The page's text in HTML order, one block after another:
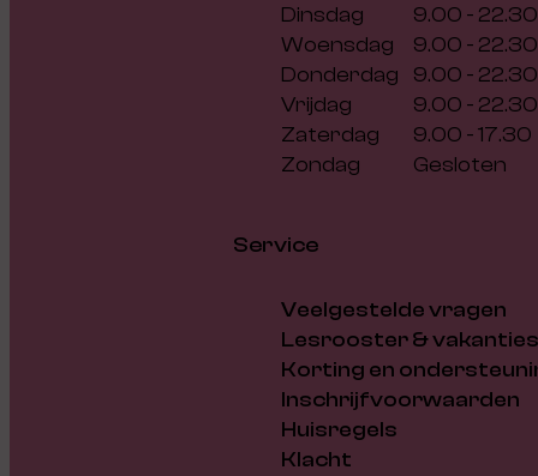
Dinsdag
9.00 - 22.30
Woensdag
9.00 - 22.30
Donderdag
9.00 - 22.30
Vrijdag
9.00 - 22.30
Zaterdag
9.00 - 17.30
Zondag
Gesloten
Service
Veelgestelde vragen
Lesrooster & vakanties
Korting en
Inschrijfvoorwaarden
Huisregels
Klacht